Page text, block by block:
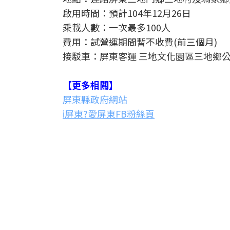
啟用時間：預計104年12月26日
乘載人數：一次最多100人
費用：試營運期間暫不收費(前三個月)
接駁車：屏東客運 三地文化園區三地鄉
【更多相關】
屏東縣政府網站
i屏東?愛屏東FB粉絲頁